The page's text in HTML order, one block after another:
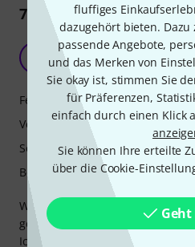
fluffiges
dazugehört bieten. Dazu
passende Angebote,
und das Merken von
Sie okay ist, stimmen Sie
für Präferenzen,
einfach durch einen Klick
Sie können Ihre erteilte
über die Cookie-
74 Rezensionen
Großartig!
Ritchie1729
Was für eine Überraschung!
genau das, was es soll und das
Ich kann daher die zuvor
Features
Verarbeitung
Sound
Bedienung